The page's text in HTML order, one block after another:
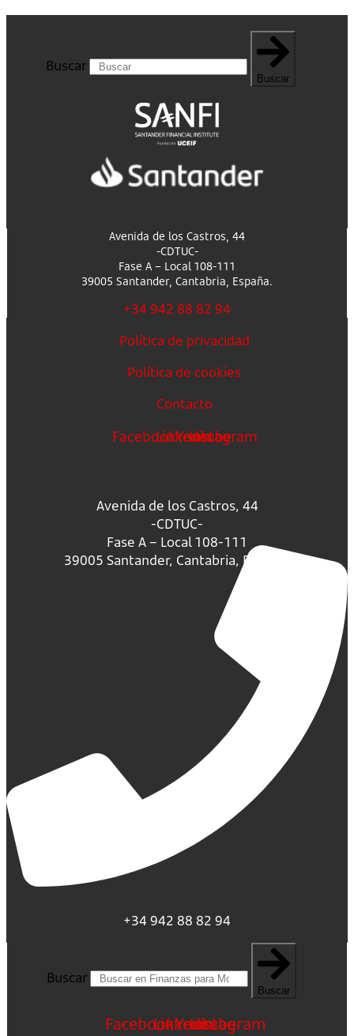
Buscar
Buscar
Avenida de los Castros, 44
-CDTUC-
Fase A – Local 108-111
39005 Santander, Cantabria, España.
+34 942 88 82 94
Política de privacidad
Política de cookies
Contacto
FacebookLinkedin
Youtube
Instagram
Avenida de los Castros, 44
-CDTUC-
Fase A – Local 108-111
39005 Santander, Cantabria, España.
+34 942 88 82 94
Buscar
Buscar
FacebookLinkedin
Youtube
Instagram